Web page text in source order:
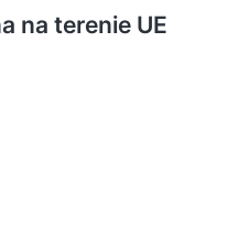
na terenie UE